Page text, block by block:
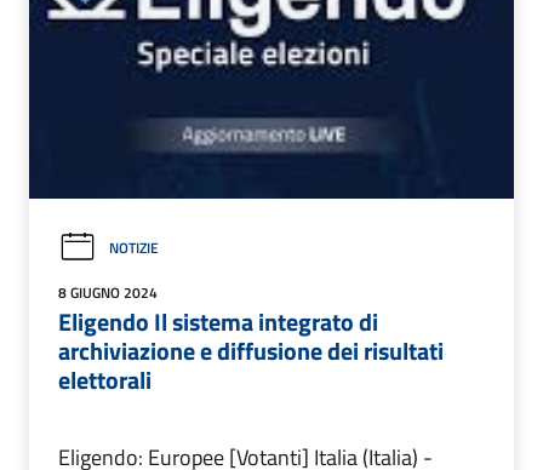
NOTIZIE
8 GIUGNO 2024
Eligendo Il sistema integrato di
archiviazione e diffusione dei risultati
elettorali
Eligendo: Europee [Votanti] Italia (Italia) -